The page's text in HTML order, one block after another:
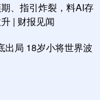
、指引炸裂，料AI存
| 财报见闻
出局 18岁小将世界波